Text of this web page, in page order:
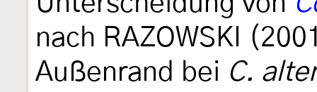
nach RAZOWSKI
Außenrand bei C.